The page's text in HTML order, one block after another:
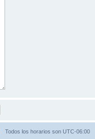
Todos los horarios son UTC-06:00